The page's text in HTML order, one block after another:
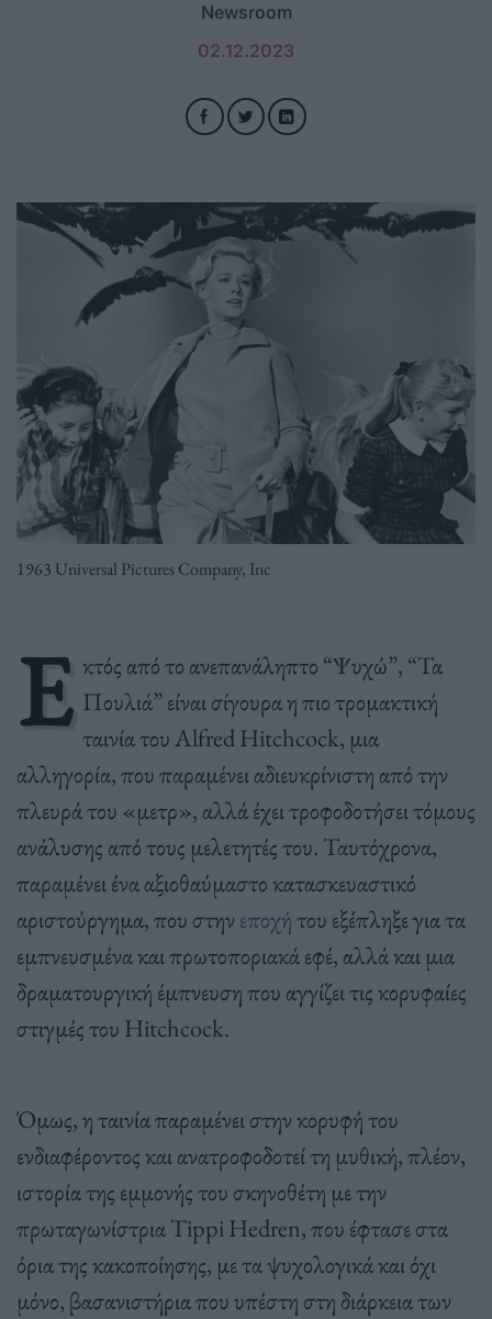
Newsroom
02.12.2023
1963 Universal Pictures Company, Inc
Ε κτός από το ανεπανάληπτο “Ψυχώ”, “Τα
Πουλιά” είναι σίγουρα η πιο τρομακτική
ταινία του Alfred Hitchcock, μια
αλληγορία, που παραμένει αδιευκρίνιστη από την
πλευρά του «μετρ», αλλά έχει τροφοδοτήσει τόμους
ανάλυσης από τους μελετητές του. Ταυτόχρονα,
παραμένει ένα αξιοθαύμαστο κατασκευαστικό
αριστούργημα, που στην εποχήτου εξέπληξε για τα
εμπνευσμένα και πρωτοποριακά εφέ, αλλά και μια
δραματουργική έμπνευση που αγγίζει τις κορυφαίες
στιγμές του Hitchcock.
Όμως, η ταινία παραμένει στην κορυφή του
ενδιαφέροντος και ανατροφοδοτεί τη μυθική, πλέον,
ιστορία της εμμονής του σκηνοθέτη με την
πρωταγωνίστρια Tippi Hedren, που έφτασε στα
όρια της κακοποίησης, με τα ψυχολογικά και όχι
μόνο, βασανιστήρια που υπέστη στη διάρκεια των